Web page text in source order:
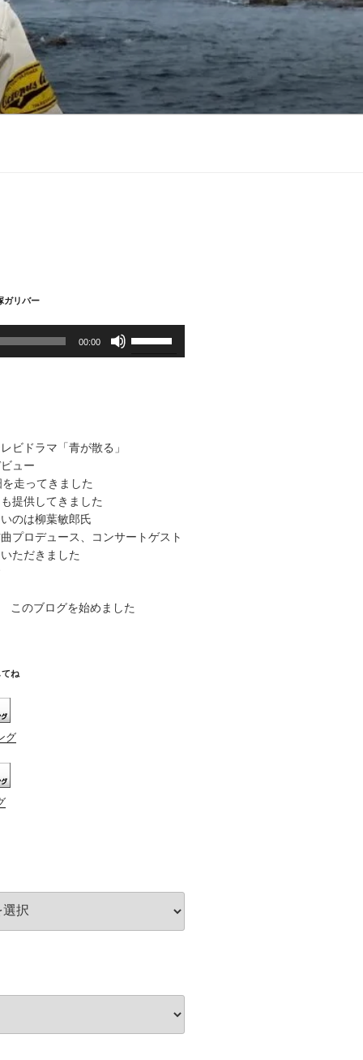
ガリバー
00:00
印
ビドラマ「青が散る」
ュー
走ってきました
提供してきました
のは柳葉敏郎氏
プロデュース、コンサートゲスト
ただきました
このブログを始めました
ね
グ